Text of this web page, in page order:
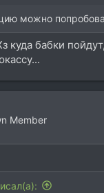
можно
куда бабки
Member